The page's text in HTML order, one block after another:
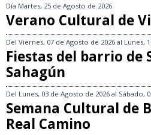
Día Martes, 25 de Agosto de 2026
Verano Cultural de
Del Viernes, 07 de Agosto de 2026 al Lunes,
Fiestas del barrio de
Sahagún
Del Lunes, 03 de Agosto de 2026 al Sábado,
Semana Cultural de
Real Camino